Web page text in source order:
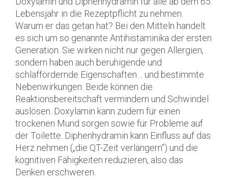
Lebensjahr in die Rezeptpflicht zu nehmen.
Warum er das getan hat? Bei den Mitteln handelt
es sich um so genannte Antihistaminika der ersten
Generation. Sie wirken nicht nur gegen Allergien,
sondern haben auch beruhigende und
schlaffördernde Eigenschaften… und bestimmte
Nebenwirkungen: Beide können die
Reaktionsbereitschaft vermindern und Schwindel
auslösen. Doxylamin kann zudem für einen
trockenen Mund sorgen sowie für Probleme auf
der Toilette. Diphenhydramin kann Einfluss auf das
Herz nehmen („die QT-Zeit verlängern“) und die
kognitiven Fähigkeiten reduzieren, also das
Denken erschweren.